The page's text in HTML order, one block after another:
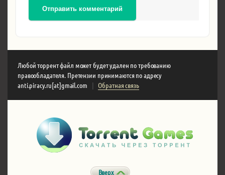
Отправить комментарий
Любой торрент файл может будет удален по требованию
правообладателя. Претензии принимаются по адресу
anti.piracy.ru[at]gmail.com
| Обратная связь
Вверх